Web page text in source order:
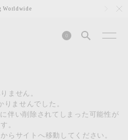
Worldwide
0
ません。
りませんでした。
伴い削除されてしまった可能性が
。
らサイトへ移動してください。